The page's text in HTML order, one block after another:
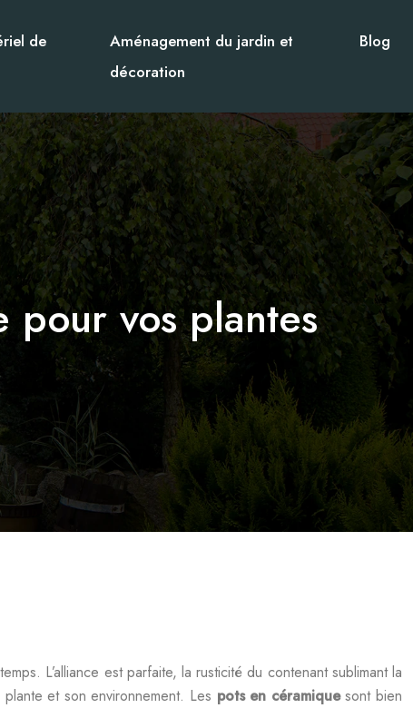
de
Aménagement du jardin et
décoration
Blog
pour vos plantes
L’alliance est parfaite, la rusticité du contenant sublimant la
et son environnement. Les pots en céramiquesont bien